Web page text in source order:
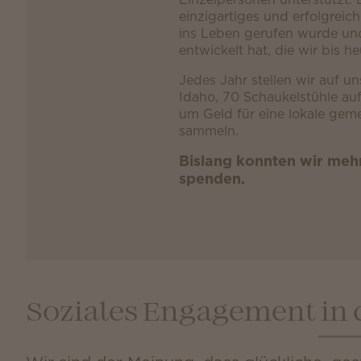
einzigartiges und
ins Leben gerufen wurde
entwickelt hat, die wir bis
Jedes Jahr stellen wir auf
Idaho, 70 Schaukelstühle
um Geld für eine lokale
sammeln.
Bislang konnten wir
spenden.
Soziales Engagement in